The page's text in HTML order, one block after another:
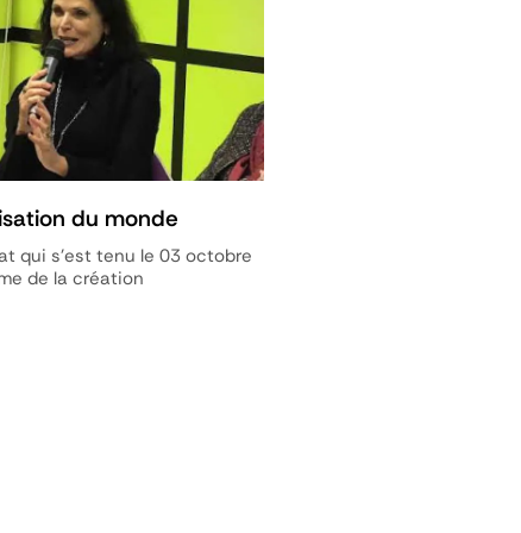
du monde
qui s'est tenu le 03 octobre
de la création